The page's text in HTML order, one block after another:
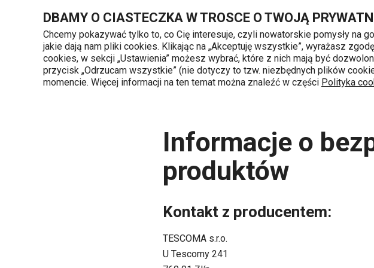
DBAMY O CIASTECZKA W TROSCE O TWOJĄ
Chcemy pokazywać tylko to, co Cię interesuje, czyli nowatorskie pomysły na
jakie dają nam pliki cookies. Klikając na „Akceptuję wszystkie”, wyrażasz
cookies, w sekcji „Ustawienia” możesz wybrać, które z nich mają być
przycisk „Odrzucam wszystkie” (nie dotyczy to tzw. niezbędnych plików
momencie. Więcej informacji na ten temat można znaleźć w części Polityka
Przejdź
Kategorie produktów 720 809 700
Poniedziałek - piątek od 8 do 16
Informacje o
produktów
Kontakt z producentem:
TESCOMA s.r.o.
U Tescomy 241